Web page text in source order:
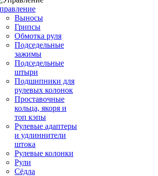
Выносы
Грипсы
Обмотка руля
Подседельные
зажимы
Подседельные
штыри
Подшипники для
рулевых колонок
Проставочные
кольца, якоря и
топ кэпы
Рулевые адаптеры
и удлиннители
штока
Рулевые колонки
Рули
Сёдла